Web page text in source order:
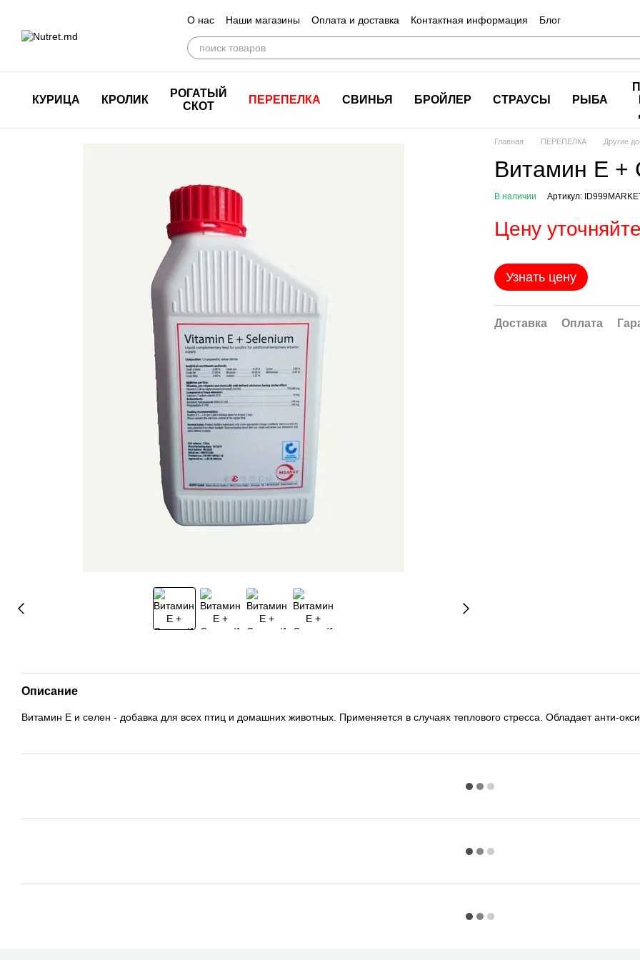
О нас Наши магазины Оплата и доставка Контактная информация Блог
КУРИЦА КРОЛИК
РОГАТЫЙ
СКОТ
ПЕРЕПЕЛКА СВИНЬЯ БРОЙЛЕР СТРАУСЫ РЫБА
Главная ПЕРЕПЕЛКА Другие
Витамин E +
В наличии Артикул:
Цену уточняйте
Узнать цену
Доставка Оплата
Описание
Витамин Е и селен - добавка для всех птиц и домашних животных. Применяется в случаях теплового стресса. Обладает анти-